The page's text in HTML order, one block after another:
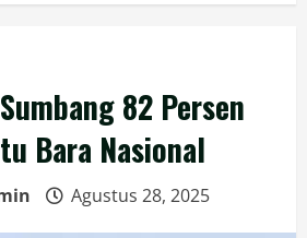
82 Persen
Bara Nasional
Agustus 28, 2025